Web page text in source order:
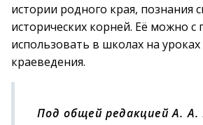
истории родного края, познания
исторических корней. Её можно
использовать в школах на
краеведения.
Под общей редакцией А.